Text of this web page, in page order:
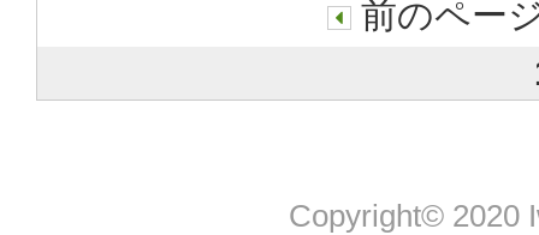
前のペー
Copyright© 2020